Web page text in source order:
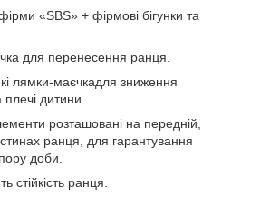
«SBS» + фірмові бігунки та
для перенесення ранця.
лямки-маєчкадля зниження
дитини.
розташовані на передній,
ранця, для гарантування
доби.
стійкість ранця.